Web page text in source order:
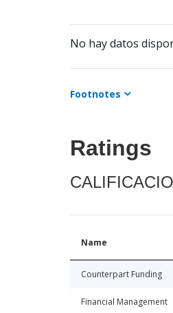
No hay datos
Footnotes
Ratings
Name
Counterpart Funding
Financial Management